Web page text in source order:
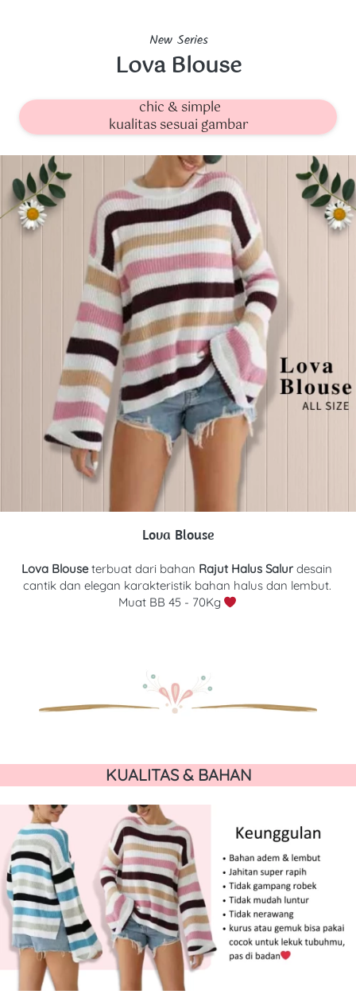
New Series
Lova Blouse
chic & simple
kualitas sesuai gambar
Lova Blouse
Lova Blouse terbuat dari bahan Rajut Halus Salur desain
cantik dan elegan karakteristik bahan halus dan lembut.
Muat BB 45 - 70Kg
KUALITAS & BAHAN